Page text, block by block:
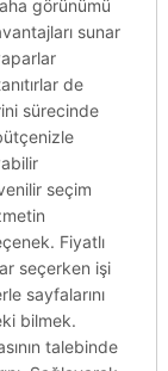
görünümü
sunar
de
sürecinde
seçim
Fiyatlı
seçerken işi
sayfalarını
bilmek.
talebinde